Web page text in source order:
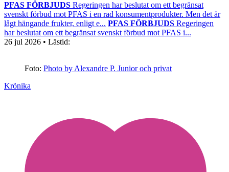
PFAS FÖRBJUDS Regeringen har beslutat om ett begränsat
svenskt förbud mot PFAS i en rad konsumentprodukter. Men det är
lågt hängande frukter, enligt e... PFAS FÖRBJUDS Regeringen
har beslutat om ett begränsat svenskt förbud mot PFAS i...
26 jul 2026 • Lästid:
Foto: Photo by Alexandre P. Junior och privat
Krönika